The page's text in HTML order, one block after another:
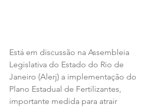
Está em discussão na Assembleia
Legislativa do Estado do Rio de
Janeiro (Alerj) a implementação do
Plano Estadual de Fertilizantes,
importante medida para atrair